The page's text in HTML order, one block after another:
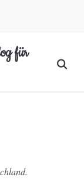
Search